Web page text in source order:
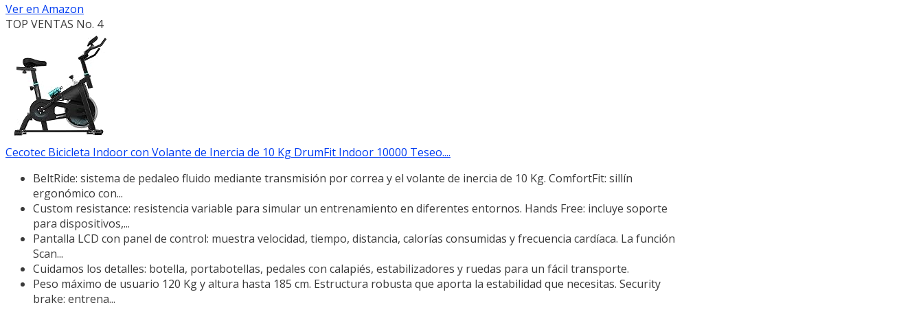
Ver en Amazon
TOP VENTAS No. 4
Cecotec Bicicleta Indoor con Volante de Inercia de 10 Kg DrumFit Indoor 10000 Teseo....
BeltRide: sistema de pedaleo fluido mediante transmisión por correa y el volante de inercia de 10 Kg. ComfortFit: sillín
ergonómico con...
Custom resistance: resistencia variable para simular un entrenamiento en diferentes entornos. Hands Free: incluye soporte
para dispositivos,...
Pantalla LCD con panel de control: muestra velocidad, tiempo, distancia, calorías consumidas y frecuencia cardíaca. La función
Scan...
Cuidamos los detalles: botella, portabotellas, pedales con calapiés, estabilizadores y ruedas para un fácil transporte.
Peso máximo de usuario 120 Kg y altura hasta 185 cm. Estructura robusta que aporta la estabilidad que necesitas. Security
brake: entrena...